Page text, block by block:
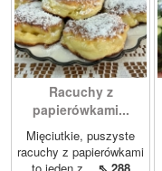
Racuchy z
papierówkami...
Mięciutkie, puszyste
racuchy z papierówkami
to jeden z... ⇖ 288